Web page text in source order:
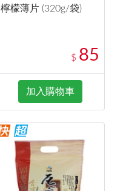
檸檬薄片 (320g/袋)
$ 85
加入購物車